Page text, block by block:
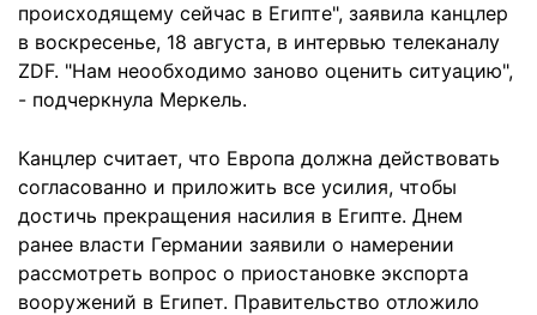
происходящему сейчас в Египте", заявила канцлер
в воскресенье, 18 августа, в интервью телеканалу
ZDF. "Нам неообходимо заново оценить ситуацию",
- подчеркнула Меркель.
Канцлер считает, что Европа должна действовать
согласованно и приложить все усилия, чтобы
достичь прекращения насилия в Египте. Днем
ранее власти Германии заявили о намерении
рассмотреть вопрос о приостановке экспорта
вооружений в Египет. Правительство отложило